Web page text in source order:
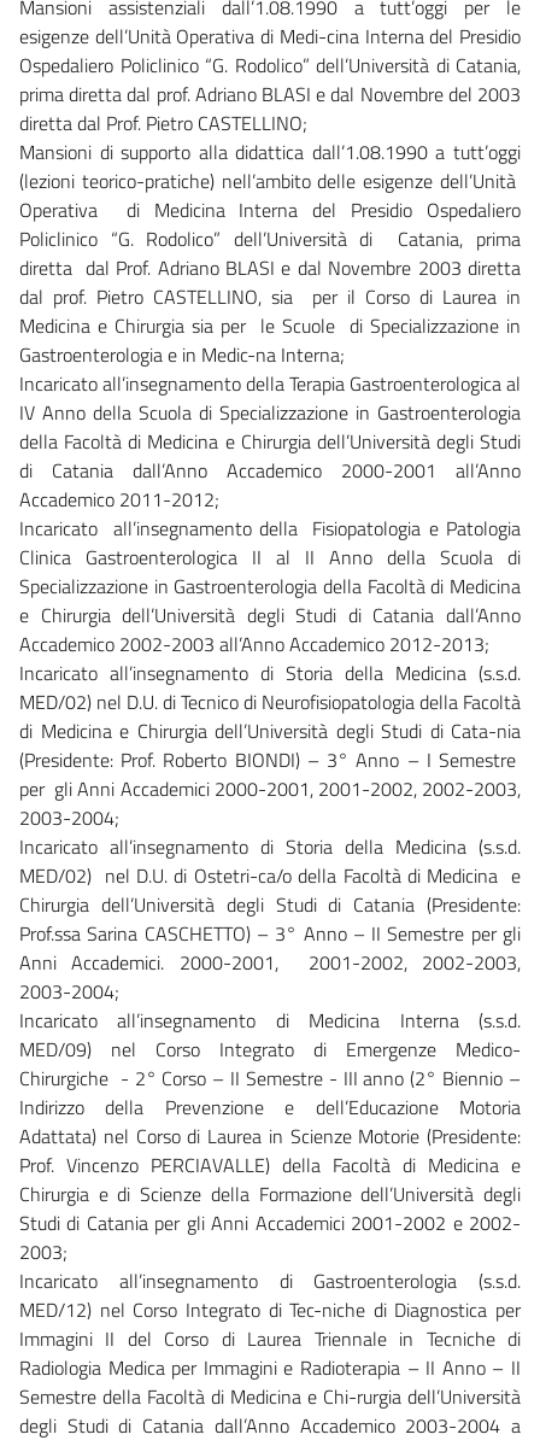
Mansioni assistenziali dall’1.08.1990 a tutt’oggi per le
esigenze dell’Unità Operativa di Medi-cina Interna del Presidio
Ospedaliero Policlinico “G. Rodolico” dell’Università di Catania,
prima diretta dal prof. Adriano BLASI e dal Novembre del 2003
diretta dal Prof. Pietro CASTELLINO;
Mansioni di supporto alla didattica dall’1.08.1990 a tutt’oggi
(lezioni teorico-pratiche) nell’ambito delle esigenze dell’Unità
Operativa di Medicina Interna del Presidio Ospedaliero
Policlinico “G. Rodolico” dell’Università di Catania, prima
diretta dal Prof. Adriano BLASI e dal Novembre 2003 diretta
dal prof. Pietro CASTELLINO, sia per il Corso di Laurea in
Medicina e Chirurgia sia per le Scuole di Specializzazione in
Gastroenterologia e in Medic-na Interna;
Incaricato all’insegnamento della Terapia Gastroenterologica al
IV Anno della Scuola di Specializzazione in Gastroenterologia
della Facoltà di Medicina e Chirurgia dell’Università degli Studi
di Catania dall’Anno Accademico 2000-2001 all’Anno
Accademico 2011-2012;
Incaricato all’insegnamento della Fisiopatologia e Patologia
Clinica Gastroenterologica II al II Anno della Scuola di
Specializzazione in Gastroenterologia della Facoltà di Medicina
e Chirurgia dell’Università degli Studi di Catania dall’Anno
Accademico 2002-2003 all’Anno Accademico 2012-2013;
Incaricato all’insegnamento di Storia della Medicina (s.s.d.
MED/02) nel D.U. di Tecnico di Neurofisiopatologia della Facoltà
di Medicina e Chirurgia dell’Università degli Studi di Cata-nia
(Presidente: Prof. Roberto BIONDI) – 3° Anno – I Semestre
per gli Anni Accademici 2000-2001, 2001-2002, 2002-2003,
2003-2004;
Incaricato all’insegnamento di Storia della Medicina (s.s.d.
MED/02) nel D.U. di Ostetri-ca/o della Facoltà di Medicina e
Chirurgia dell’Università degli Studi di Catania (Presidente:
Prof.ssa Sarina CASCHETTO) – 3° Anno – II Semestre per gli
Anni Accademici. 2000-2001, 2001-2002, 2002-2003,
2003-2004;
Incaricato all’insegnamento di Medicina Interna (s.s.d.
MED/09) nel Corso Integrato di Emergenze Medico-
Chirurgiche - 2° Corso – II Semestre - III anno (2° Biennio –
Indirizzo della Prevenzione e dell’Educazione Motoria
Adattata) nel Corso di Laurea in Scienze Motorie (Presidente:
Prof. Vincenzo PERCIAVALLE) della Facoltà di Medicina e
Chirurgia e di Scienze della Formazione dell’Università degli
Studi di Catania per gli Anni Accademici 2001-2002 e 2002-
2003;
Incaricato all’insegnamento di Gastroenterologia (s.s.d.
MED/12) nel Corso Integrato di Tec-niche di Diagnostica per
Immagini II del Corso di Laurea Triennale in Tecniche di
Radiologia Medica per Immagini e Radioterapia – II Anno – II
Semestre della Facoltà di Medicina e Chi-rurgia dell’Università
degli Studi di Catania dall’Anno Accademico 2003-2004 a